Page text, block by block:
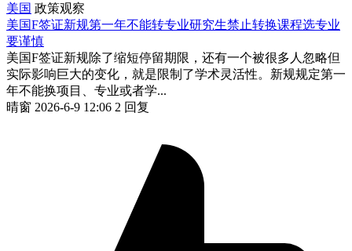
美国 政策观察
美国F签证新规第一年不能转专业研究生禁止转换课程选专业
要谨慎
美国F签证新规除了缩短停留期限，还有一个被很多人忽略但
实际影响巨大的变化，就是限制了学术灵活性。新规规定第一
年不能换项目、专业或者学...
晴窗 2026-6-9 12:06 2 回复